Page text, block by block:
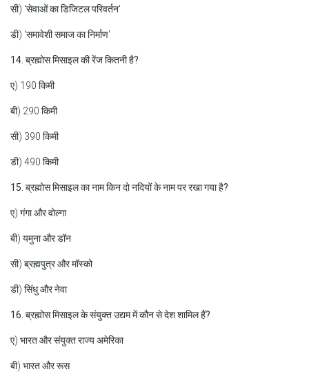
सी) 'सेवाओं का डिजिटल परिवर्तन'
डी) 'समावेशी समाज का निर्माण'
14. ब्रह्मोस मिसाइल की रेंज कितनी है?
ए) 190 किमी
बी) 290 किमी
सी) 390 किमी
डी) 490 किमी
15. ब्रह्मोस मिसाइल का नाम किन दो नदियों के नाम पर रखा गया है?
ए) गंगा और वोल्गा
बी) यमुना और डॉन
सी) ब्रह्मपुत्र और मॉस्को
डी) सिंधु और नेवा
16. ब्रह्मोस मिसाइल के संयुक्त उद्यम में कौन से देश शामिल हैं?
ए) भारत और संयुक्त राज्य अमेरिका
बी) भारत और रूस